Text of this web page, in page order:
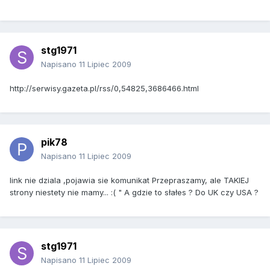
stg1971
Napisano 11 Lipiec 2009
http://serwisy.gazeta.pl/rss/0,54825,3686466.html
pik78
Napisano 11 Lipiec 2009
link nie dziala ,pojawia sie komunikat Przepraszamy, ale TAKIEJ
strony niestety nie mamy... :( " A gdzie to słałes ? Do UK czy USA ?
stg1971
Napisano 11 Lipiec 2009